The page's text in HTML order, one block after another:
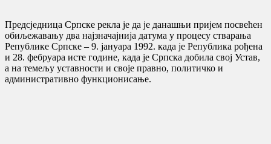
Предсједница Српске рекла је да је данашњи пријем посвећен
обиљежавању два најзначајнија датума у процесу стварања
Републике Српске – 9. јануара 1992. када је Република рођена
и 28. фебруара исте године, када је Српска добила свој Устав,
а на темељу уставности и своје правно, политичко и
административно функционисање.